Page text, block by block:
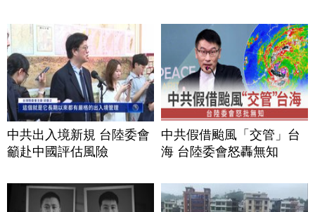
中共出入境新規 台陸委會
籲赴中國評估風險
中共假借颱風「交管」台
海 台陸委會怒轟無知